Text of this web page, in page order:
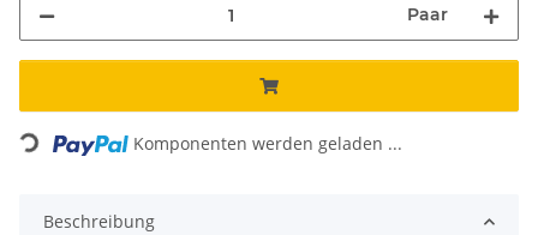
Paar
Loading... Komponenten werden geladen ...
Beschreibung